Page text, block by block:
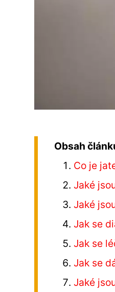
Obsah
Co je
Jaké
Jaké
Jak se
Jak se
Jak se
Jaké